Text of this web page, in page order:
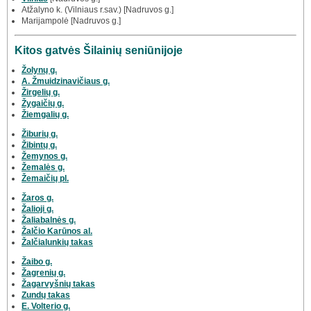
Atžalyno k. (Vilniaus r.sav.) [Nadruvos g.]
Marijampolė [Nadruvos g.]
Kitos gatvės Šilainių seniūnijoje
Žolynų g.
A. Žmuidzinavičiaus g.
Žirgelių g.
Žygaičių g.
Žiemgalių g.
Žiburių g.
Žibintų g.
Žemynos g.
Žemalės g.
Žemaičių pl.
Žaros g.
Žalioji g.
Žaliabalnės g.
Žalčio Karūnos al.
Žalčialunkių takas
Žaibo g.
Žagrenių g.
Žagarvyšnių takas
Zundų takas
E. Volterio g.